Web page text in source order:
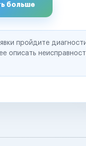
больше
пройдите
описать